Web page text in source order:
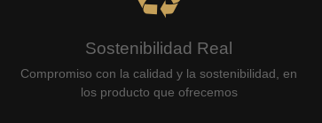
Sostenibilidad Real
Compromiso con la calidad y la sostenibilidad, en
los producto que ofrecemos